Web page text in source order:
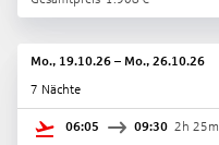
Mo., 19.10.26 – Mo., 26.10.26
7 Nächte
06:05 09:30 2h 25m